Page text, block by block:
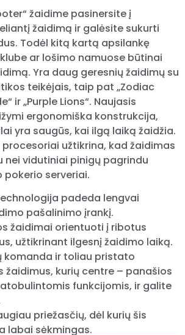
žaidime pasinersite į
žaidimą ir galėsite sukurti
Todėl kitą kartą apsilankę
ar lošimo namuose būtinai
Yra daug geresnių žaidimų su
teikėjais, taip pat „Zodiac
ir „Purple Lions“. Naujasis
ergonomiška konstrukcija,
yra saugūs, kai ilgą laiką žaidžia.
užtikrina, kad žaidimas
nei vidutiniai pinigų pagrindu
pokerio serveriai.
padeda lengvai
pašalinimo įrankį.
žaidimai orientuoti į ribotus
užtikrinant ilgesnį žaidimo laiką.
komanda ir toliau pristato
žaidimus, kurių centre – panašios
funkcijomis, ir galite
priežasčių, dėl kurių šis
labai sėkmingas.